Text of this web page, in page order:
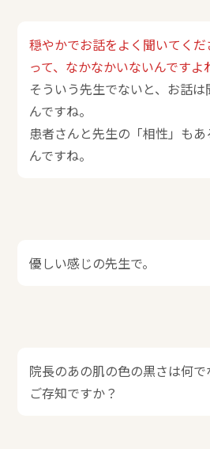
穏やかでお話をよく聞いてくだ
って、なかなかいないんですよ
そういう先生でないと、お話は
んですね。
患者さんと先生の「相性」もあ
んですね。
優しい感じの先生で。
院長のあの肌の色の黒さは何で
ご存知ですか？